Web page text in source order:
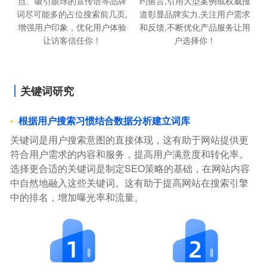
词尽可能多的占位搜索前几页,
增强用户印象，优化用户体验
让访客信任你！
道彰显品牌实力,关注用户需求
和反馈,不断优化产品服务让用
户选择你！
关键词研究
根据用户搜索习惯结合数据分析建立词库
关键词是用户搜索意图的直接体现，这有助于网站提供更
符合用户需求的内容和服务，提高用户满意度和转化率。
选择更合适的关键词是制定SEO策略的基础，在网站内容
中自然地融入这些关键词。这有助于提高网站在搜索引擎
中的排名，增加曝光率和流量。